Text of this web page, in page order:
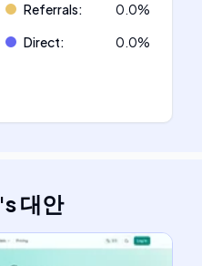
Referrals: 0.0%
Direct: 0.0%
's대안